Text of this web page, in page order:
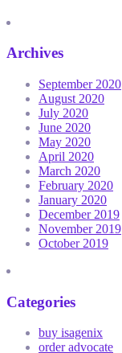
Archives
September 2020
August 2020
July 2020
June 2020
May 2020
April 2020
March 2020
February 2020
January 2020
December 2019
November 2019
October 2019
Categories
buy isagenix
order advocate